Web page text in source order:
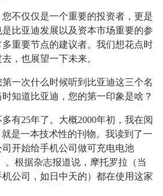
不仅仅是一个重要的投资者，更是
比亚迪发展以及资本市场重要的参
重要节点的建议者。我们想花点时
，也展望一下未来。
一次什么时候听到比亚迪这三个名
知道比亚迪，您的第一印象是啥？
多有25年了。大概2000年初，我在阅
就是一本技术性的刊物。我读到了一
开始给手机公司做可充电电池
）。根据杂志报道说，摩托罗拉（当
公司，如日中天的）都在使用这家